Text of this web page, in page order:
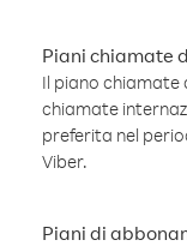
Piani chiamate
Il piano chiamate
chiamate
preferita nel
Viber.
Piani di